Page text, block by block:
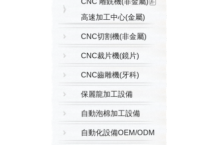
高速加工中心(金屬)
CNC切割機(非金屬)
CNC裁片機(鏡片)
CNC齒雕機(牙科)
保麗龍加工設備
自動泡棉加工設備
自動化設備OEM/ODM